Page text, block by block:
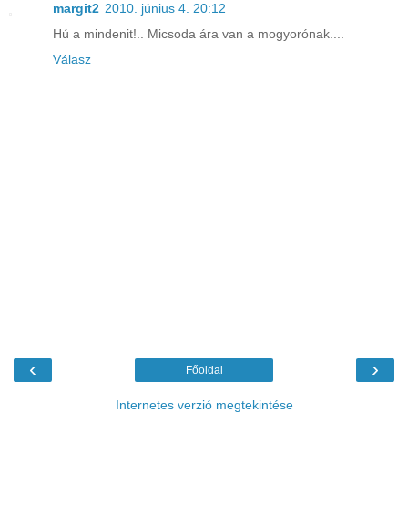
margit2 2010. június 4. 20:12
Hú a mindenit!.. Micsoda ára van a mogyorónak....
Válasz
‹ ›
Főoldal
Internetes verzió megtekintése